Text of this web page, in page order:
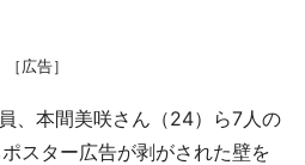
［広告］
、本間美咲さん（24）ら7人の
スター広告が剥がされた壁を